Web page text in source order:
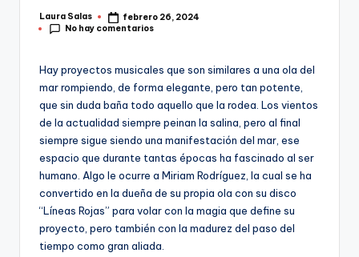
Publicado
por
Laura Salas
febrero 26, 2024
No hay comentarios
Hay proyectos musicales que son similares a una ola del
mar rompiendo, de forma elegante, pero tan potente,
que sin duda baña todo aquello que la rodea. Los vientos
de la actualidad siempre peinan la salina, pero al final
siempre sigue siendo una manifestación del mar, ese
espacio que durante tantas épocas ha fascinado al ser
humano. Algo le ocurre a Miriam Rodríguez, la cual se ha
convertido en la dueña de su propia ola con su disco
“Líneas Rojas” para volar con la magia que define su
proyecto, pero también con la madurez del paso del
tiempo como gran aliada.